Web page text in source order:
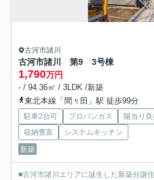
古河市諸川
古河市諸川 第9 3号棟
1,790万円
- / 94.36㎡ / 3LDK /新築
東北本線「間々田」駅 徒歩99分
駐車2台可 プロパンガス 陽当り
収納豊富
システムキッチン
新築
■古河市諸川エリアに誕生した新築分譲